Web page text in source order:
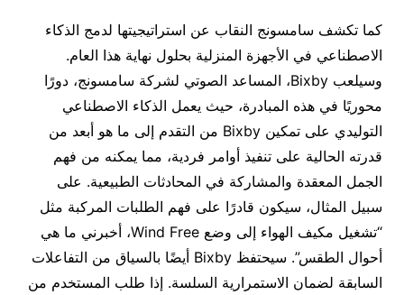
كما تكشف سامسونج النقاب عن استراتيجيتها لدمج الذكاء
الاصطناعي في الأجهزة المنزلية بحلول نهاية هذا العام.
وسيلعب Bixby، المساعد الصوتي لشركة سامسونج، دورًا
محوريًا في هذه المبادرة، حيث يعمل الذكاء الاصطناعي
التوليدي على تمكين Bixby من التقدم إلى ما هو أبعد من
قدرته الحالية على تنفيذ أوامر فردية، مما يمكنه من فهم
الجمل المعقدة والمشاركة في المحادثات الطبيعية. على
سبيل المثال، سيكون قادرًا على فهم الطلبات المركبة مثل
“تشغيل مكيف الهواء إلى وضع Wind Free، أخبرني ما هي
أحوال الطقس”. سيحتفظ Bixby أيضًا بالسياق من التفاعلات
السابقة لضمان الاستمرارية السلسة. إذا طلب المستخدم من